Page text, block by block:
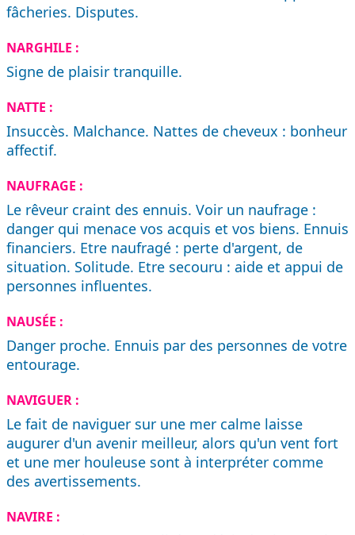
fâcheries. Disputes.
NARGHILE :
Signe de plaisir tranquille.
NATTE :
Insuccès. Malchance. Nattes de cheveux : bonheur
affectif.
NAUFRAGE :
Le rêveur craint des ennuis. Voir un naufrage :
danger qui menace vos acquis et vos biens. Ennuis
financiers. Etre naufragé : perte d'argent, de
situation. Solitude. Etre secouru : aide et appui de
personnes influentes.
NAUSÉE :
Danger proche. Ennuis par des personnes de votre
entourage.
NAVIGUER :
Le fait de naviguer sur une mer calme laisse
augurer d'un avenir meilleur, alors qu'un vent fort
et une mer houleuse sont à interpréter comme
des avertissements.
NAVIRE :